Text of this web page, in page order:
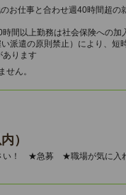
お仕事と合わせ週40時間超の
間以上勤務は社会保険への加
派遣の原則禁止）により、短
あります
せん。
）
い！ ★急募 ★職場が気に入